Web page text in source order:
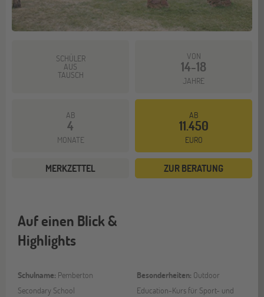
SCHÜLER
AUS
TAUSCH
VON
14-18
JAHRE
AB
4
MONATE
AB
11.450
EURO
MERKZETTEL ZUR BERATUNG
Auf einen Blick &
Highlights
Schulname: Pemberton
Secondary School
Besonderheiten: Outdoor
Education-Kurs für Sport- und